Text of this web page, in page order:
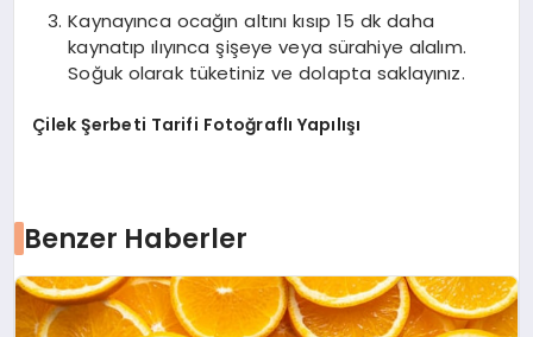
Kaynayınca ocağın altını kısıp 15 dk daha
kaynatıp ılıyınca şişeye veya sürahiye alalım.
Soğuk olarak tüketiniz ve dolapta saklayınız.
Çilek Şerbeti Tarifi Fotoğraflı Yapılışı
Benzer Haberler